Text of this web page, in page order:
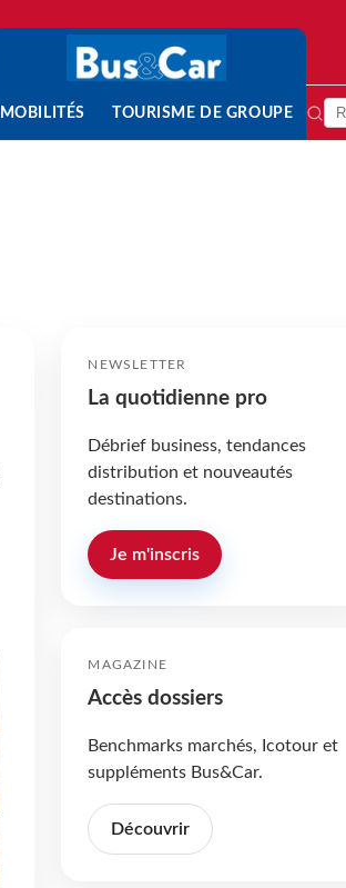
MOBILITÉS TOURISME DE GROUPE
NEWSLETTER
La quotidienne pro
Débrief business, tendances
distribution et nouveautés
destinations.
Je m'inscris
MAGAZINE
Accès dossiers
Benchmarks marchés, Icotour et
suppléments Bus&Car.
Découvrir